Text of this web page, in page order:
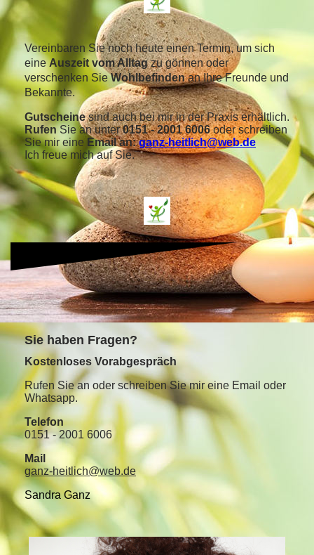
Vereinbaren Sie noch heute einen Termin, um sich
eineAuszeit vom Alltagzu gönnen oder
verschenken SieWohlbefindenan Ihre Freunde und
Bekannte.
Gutscheinesind auch bei mir in der Praxis erhältlich.
RufenSie an unter0151 - 2001 6006oder schreiben
Sie mir eine Email an:ganz-heitlich@web.de
Ich freue mich auf Sie.
Sie haben Fragen?
Kostenloses Vorabgespräch
Rufen Sie an oder schreiben Sie mir eine Email oder
Whatsapp.
Telefon
0151 - 2001 6006
Mail
ganz-heitlich@web.de
Sandra Ganz